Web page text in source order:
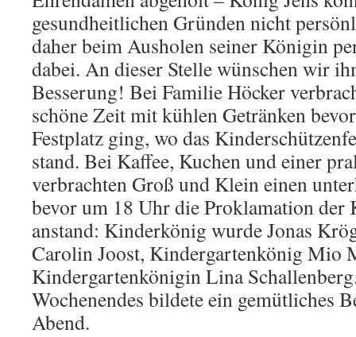
gesundheitlichen Gründen nicht
daher beim Ausholen seiner Königin
dabei. An dieser Stelle wünschen wir
Besserung! Bei Familie Höcker
schöne Zeit mit kühlen Getränken
Festplatz ging, wo das
stand. Bei Kaffee, Kuchen und einer
verbrachten Groß und Klein einen
bevor um 18 Uhr die Proklamation der
anstand: Kinderkönig wurde Jonas
Carolin Joost, Kindergartenkönig Mio
Kindergartenkönigin Lina
Wochenendes bildete ein gemütliches
Abend.